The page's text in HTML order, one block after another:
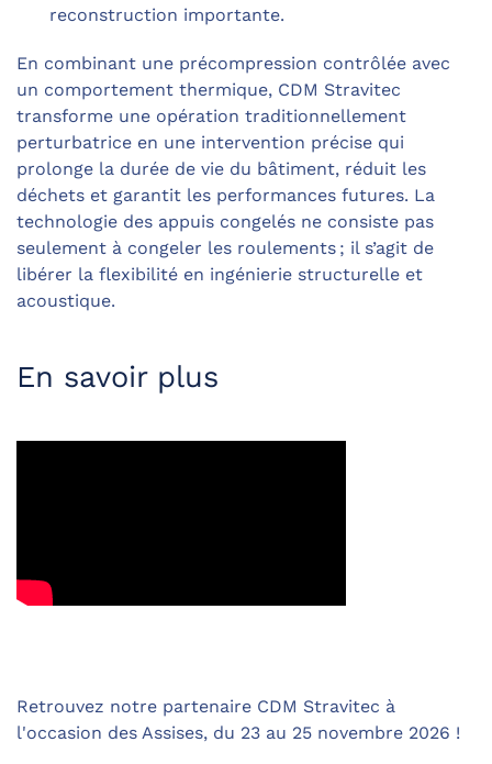
reconstruction importante.
En combinant une précompression contrôlée avec
un comportement thermique, CDM Stravitec
transforme une opération traditionnellement
perturbatrice en une intervention précise qui
prolonge la durée de vie du bâtiment, réduit les
déchets et garantit les performances futures. La
technologie des appuis congelés ne consiste pas
seulement à congeler les roulements ; il s’agit de
libérer la flexibilité en ingénierie structurelle et
acoustique.
En savoir plus
Retrouvez notre partenaire CDM Stravitec à
l'occasion des Assises, du 23 au 25 novembre 2026 !